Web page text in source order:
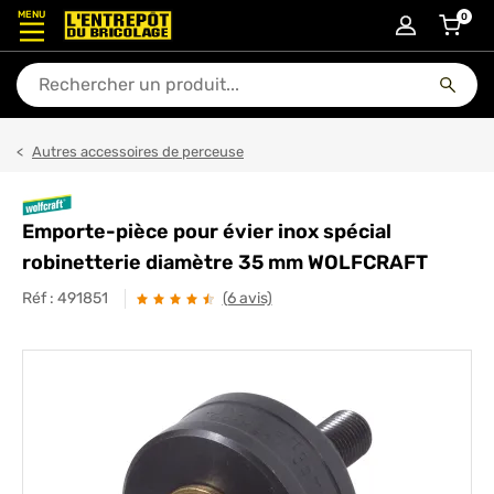
MENU
En quoi puis-je vous aider ?
0article
Autres accessoires de perceuse
Emporte-pièce pour évier inox spécial
robinetterie diamètre 35 mm WOLFCRAFT
Réf : 491851 (6 avis)